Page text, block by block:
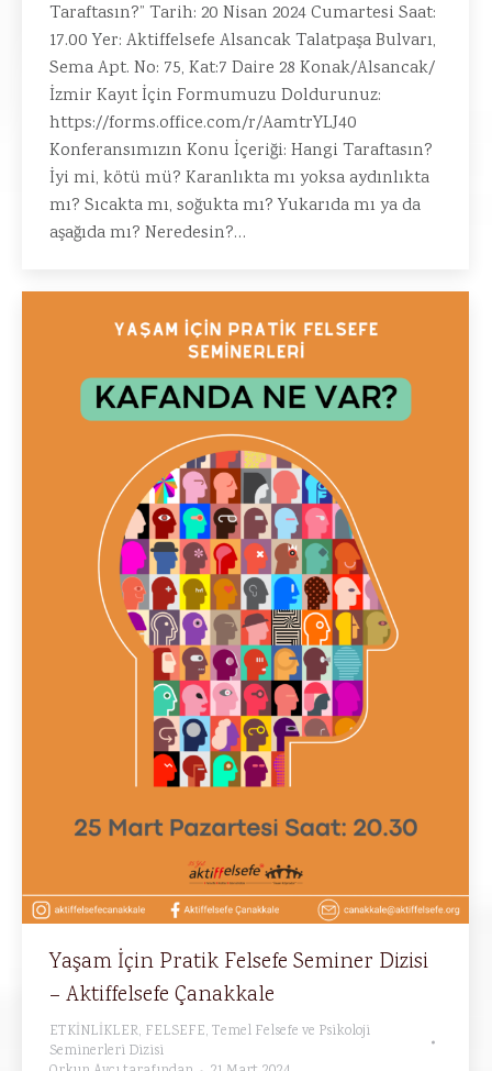
Taraftasın?” Tarih: 20 Nisan 2024 Cumartesi Saat:
17.00 Yer: Aktiffelsefe Alsancak Talatpaşa Bulvarı,
Sema Apt. No: 75, Kat:7 Daire 28 Konak/Alsancak/
İzmir Kayıt İçin Formumuzu Doldurunuz:
https://forms.office.com/r/AamtrYLJ40
Konferansımızın Konu İçeriği: Hangi Taraftasın?
İyi mi, kötü mü? Karanlıkta mı yoksa aydınlıkta
mı? Sıcakta mı, soğukta mı? Yukarıda mı ya da
aşağıda mı? Neredesin?…
Yaşam İçin Pratik Felsefe Seminer Dizisi
– Aktiffelsefe Çanakkale
ETKİNLİKLER, FELSEFE, Temel Felsefe ve Psikoloji
Seminerleri Dizisi